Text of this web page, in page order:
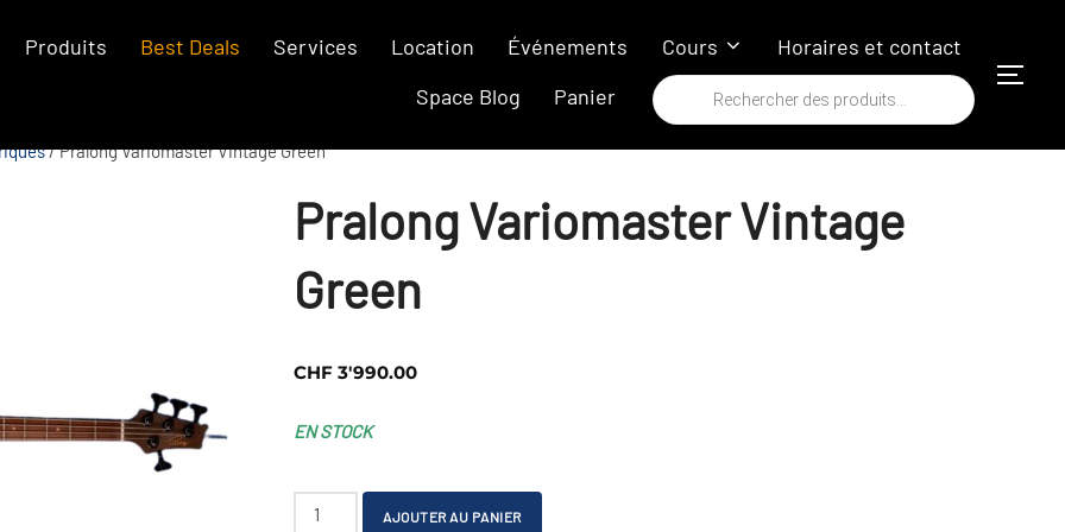
Produits Best Deals Services Location Événements Cours
Horaires et contact
Space Blog
Panier
Recherche
de
produits
/ Pralong Variomaster Vintage Green
Pralong Variomaster Vintage
Green
CHF3'990.00
EN STOCK
quantité
AJOUTER AU PANIER